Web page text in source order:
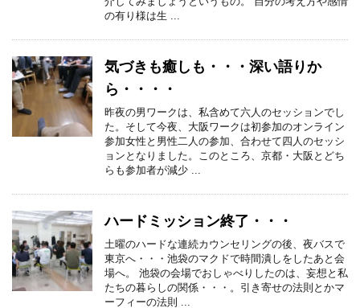
の有り様は生 ...
気づきも癒しも・・・深い語りか
ら・・・・
昨夜の男ワークは、私含めて六人のセッションでし
た。そして今夜、大阪ワークは初参加のオンライン
参加女性と男性二人の参加、合わせて四人のセッシ
ョンとなりました。このところ、京都・大阪とどち
らも参加者が減少 ...
ハードミッション終了・・・
土曜のハードな連続カウンセリングの後、夜バスで
東京へ・・・池袋のマクドで時間潰しをしたあと会
場へ。 池袋の会場でおしゃべりしたのは、妄想と私
たちの暮らしの関係・・・。引き寄せの法則とかマ
ーフィーの法則 ...